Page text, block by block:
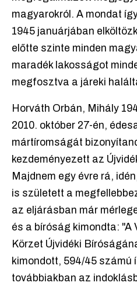
magyarokról. A mondat
1945 januárjában
előtte szinte minden
maradék lakosságot
megfosztva a járeki
Horváth Orbán, Mihály
2010. október 27-én,
mártíromságát
kezdeményezett az
Majdnem egy évre rá,
is született a
az eljárásban már
és a bíróság kimondta: "A
Körzet Újvidéki
kimondott, 594/45 számú
továbbiakban az